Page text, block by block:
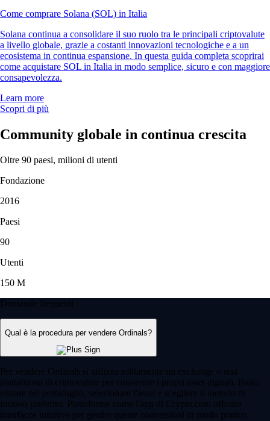
Come comprare Solana (SOL) in Italia
Solana continua a consolidare il suo ruolo tra le principali criptovalute
a livello globale, grazie a costanti innovazioni tecnologiche e a un
ecosistema in continua espansione. In questa guida completa scoprirai
come acquistare SOL in Italia in modo semplice, sicuro e con maggiore
consapevolezza.
Learn more
Scopri di più
Community globale in continua crescita
Oltre 90 paesi, milioni di utenti
Fondazione
2016
Paesi
90
Utenti
150 M
Domande frequenti
Qual è la procedura per vendere Ordinals?
Per vendere Ordinals si utilizza solitamente un exchange o una
piattaforma di criptovalute per convertire i propri asset digitali. Basta
entrare nel portafoglio, selezionare l'asset e scegliere il metodo di
incasso preferito. Piattaforme come l'app di Crypto.com offrono
interfacce intuitive per gestire queste conversioni in modo pratico.